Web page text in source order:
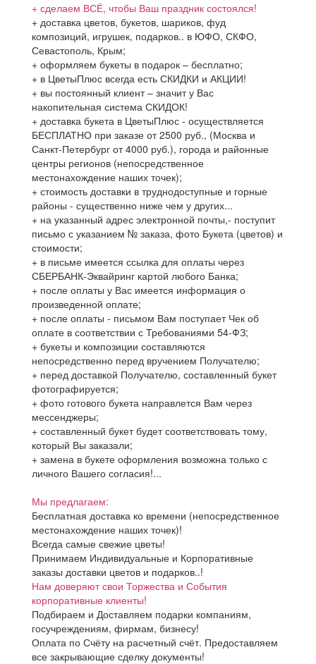
+ сделаем ВСЁ, чтобы Ваш праздник состоялся!
+ доставка цветов, букетов, шариков, фуд
композиций, игрушек, подарков.. в ЮФО, СКФО,
Севастополь, Крым;
+ оформляем букеты в подарок – бесплатно;
+ в ЦветыПлюс всегда есть СКИДКИ и АКЦИИ!
+ вы постоянный клиент – значит у Вас
накопительная система СКИДОК!
+ доставка букета в ЦветыПлюс - осуществляется
БЕСПЛАТНО при заказе от 2500 руб., (Москва и
Санкт-Петербург от 4000 руб.), города и районные
центры регионов (непосредственное
местонахождение наших точек);
+ стоимость доставки в труднодоступные и горные
районы - существенно ниже чем у других...
+ на указанный адрес электронной почты,- поступит
письмо с указанием № заказа, фото Букета (цветов) и
стоимости;
+ в письме имеется ссылка для оплаты через
СБЕРБАНК-Эквайринг картой любого Банка;
+ после оплаты у Вас имеется информация о
произведенной оплате;
+ после оплаты - письмом Вам поступает Чек об
оплате в соответствии с Требованиями 54-ФЗ;
+ букеты и композиции составляются
непосредственно перед вручением Получателю;
+ перед доставкой Получателю, составленный букет
фотографируется;
+ фото готового букета направлется Вам через
мессенджеры;
+ составленный букет будет соответствовать тому,
который Вы заказали;
+ замена в букете оформления возможна только с
личного Вашего согласия!...
Мы предлагаем:
Бесплатная доставка ко времени (непосредственное
местонахождение наших точек)!
Всегда самые свежие цветы!
Принимаем Индивидуальные и Корпоративные
заказы доставки цветов и подарков..!
Нам доверяют свои Торжества и События
корпоративные клиенты!
Подбираем и Доставляем подарки компаниям,
госучреждениям, фирмам, бизнесу!
Оплата по Счёту на расчетный счёт. Предоставляем
все закрывающие сделку документы!